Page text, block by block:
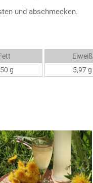
und abschmecken.
g
Eiweiß
5,97 g